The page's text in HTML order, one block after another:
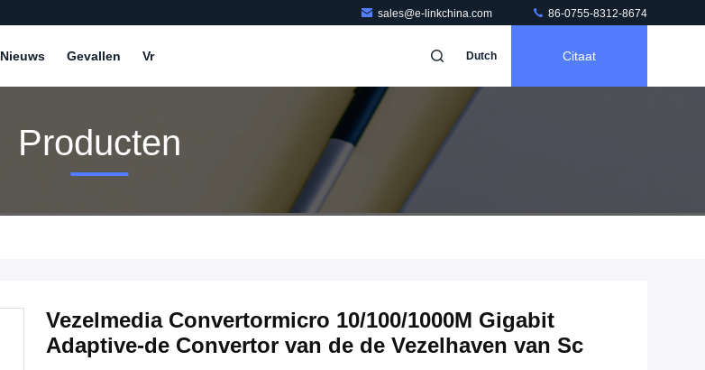
sales@e-linkchina.com 86-0755-8312-8674
Nieuws Gevallen Vr Dutch Citaat
Producten
Vezelmedia Convertormicro 10/100/1000M Gigabit
Adaptive-de Convertor van de de Vezelhaven van Sc